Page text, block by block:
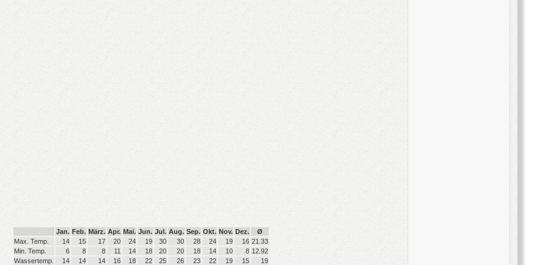
Jan. Feb. März. Apr. Mai. Jun. Jul. Aug. Sep. Okt. Nov. Dez.
Ø
Max. Temp.
14 15 17 20 24 19 30 30 28 24 19 16 21.33
Min. Temp.
6 8 8 11 14 18 20 20 18 14 10 8 12.92
Wassertemp.
14 14 14 16 18 22 25 26 23 22 19 15 19